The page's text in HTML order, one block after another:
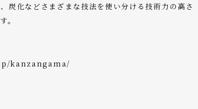
炭化などさまざまな技法を使い分ける技術力の高さ
。
kanzangama/